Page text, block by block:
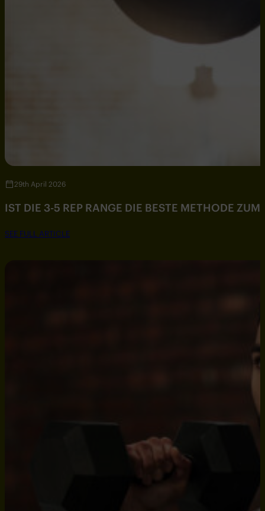
29th April 2026
IST DIE 3-5 REP RANGE DIE BESTE METHODE ZUM
SEE FULL ARTICLE